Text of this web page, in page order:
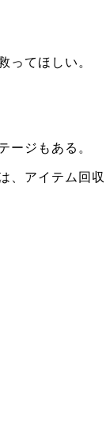
ってほしい。
ージもある。
、アイテム回収